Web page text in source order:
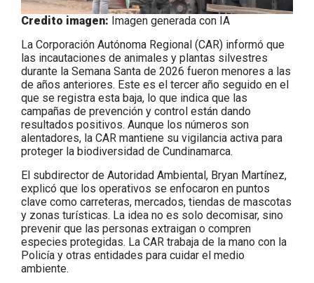
Credito imagen: Imagen generada con IA
La Corporación Autónoma Regional (CAR) informó que
las incautaciones de animales y plantas silvestres
durante la Semana Santa de 2026 fueron menores a las
de años anteriores. Este es el tercer año seguido en el
que se registra esta baja, lo que indica que las
campañas de prevención y control están dando
resultados positivos. Aunque los números son
alentadores, la CAR mantiene su vigilancia activa para
proteger la biodiversidad de Cundinamarca.
El subdirector de Autoridad Ambiental, Bryan Martínez,
explicó que los operativos se enfocaron en puntos
clave como carreteras, mercados, tiendas de mascotas
y zonas turísticas. La idea no es solo decomisar, sino
prevenir que las personas extraigan o compren
especies protegidas. La CAR trabaja de la mano con la
Policía y otras entidades para cuidar el medio
ambiente.